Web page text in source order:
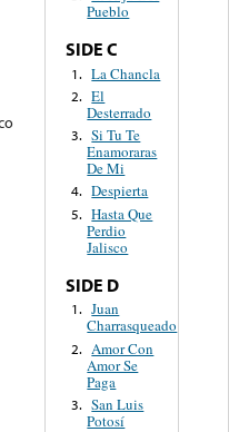
Pueblo
SIDE C
1. La Chancla
2. El
Desterrado
3. Si Tu Te
Enamoraras
De Mi
4. Despierta
5. Hasta Que
Perdio
Jalisco
SIDE D
1. Juan
Charrasqueado
2. Amor Con
Amor Se
Paga
3. San Luis
Potosí